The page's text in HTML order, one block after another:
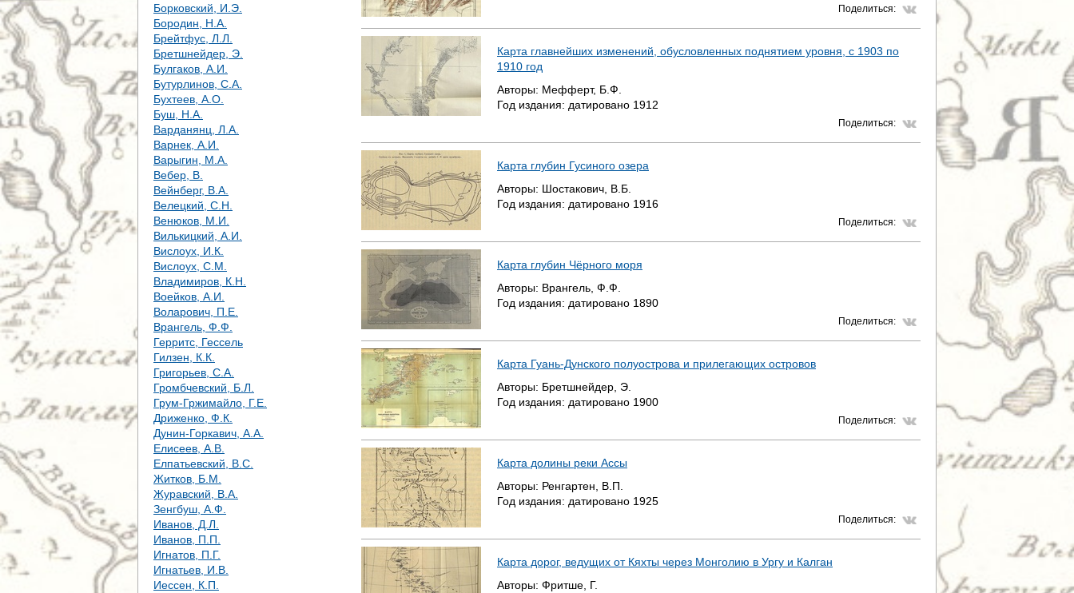
Борковский, И.Э.
Бородин, Н.А.
Брейтфус, Л.Л.
Бретшнейдер, Э.
Булгаков, А.И.
Бутурлинов, С.А.
Бухтеев, А.О.
Буш, Н.А.
Варданянц, Л.А.
Варнек, А.И.
Варыгин, М.А.
Вебер, В.
Вейнберг, В.А.
Велецкий, С.Н.
Венюков, М.И.
Вилькицкий, А.И.
Вислоух, И.К.
Вислоух, С.М.
Владимиров, К.Н.
Воейков, А.И.
Воларович, П.Е.
Врангель, Ф.Ф.
Герритс, Гессель
Гилзен, К.К.
Григорьев, С.А.
Громбчевский, Б.Л.
Грум-Гржимайло, Г.Е.
Дриженко, Ф.К.
Дунин-Горкавич, А.А.
Елисеев, А.В.
Елпатьевский, В.С.
Житков, Б.М.
Журавский, В.А.
Зенгбуш, А.Ф.
Иванов, Д.Л.
Иванов, П.П.
Игнатов, П.Г.
Игнатьев, И.В.
Иессен, К.П.
Поделиться:
Карта главнейших изменений, обусловленных поднятием уровня, с 1903 по
1910 год
Авторы: Мефферт, Б.Ф.
Год издания: датировано 1912
Поделиться:
Карта глубин Гусиного озера
Авторы: Шостакович, В.Б.
Год издания: датировано 1916
Поделиться:
Карта глубин Чёрного моря
Авторы: Врангель, Ф.Ф.
Год издания: датировано 1890
Поделиться:
Карта Гуань-Дунского полуострова и прилегающих островов
Авторы: Бретшнейдер, Э.
Год издания: датировано 1900
Поделиться:
Карта долины реки Ассы
Авторы: Ренгартен, В.П.
Год издания: датировано 1925
Поделиться:
Карта дорог, ведущих от Кяхты через Монголию в Ургу и Калган
Авторы: Фритше, Г.